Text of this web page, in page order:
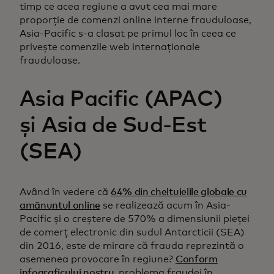
timp ce acea regiune a avut cea mai mare
proporție de comenzi online interne frauduloase,
Asia-Pacific s-a clasat pe primul loc în ceea ce
privește comenzile web internaționale
frauduloase.
Asia Pacific (APAC)
și Asia de Sud-Est
(SEA)
Având în vedere că 64% din cheltuielile globale cu
amănuntul online se realizează acum în Asia-
Pacific și o creștere de 570% a dimensiunii pieței
de comerț electronic din sudul Antarcticii (SEA)
din 2016, este de mirare că frauda reprezintă o
asemenea provocare în regiune? Conform